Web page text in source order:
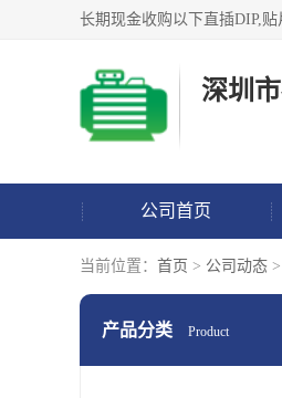
深圳
公司首页
当前位置： 首页 > 公司动态
产品分类 Product